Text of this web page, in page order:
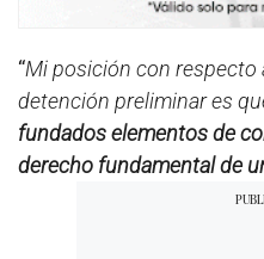
“Mi posición con respecto
detención preliminar es
fundados elementos de
derecho fundamental de